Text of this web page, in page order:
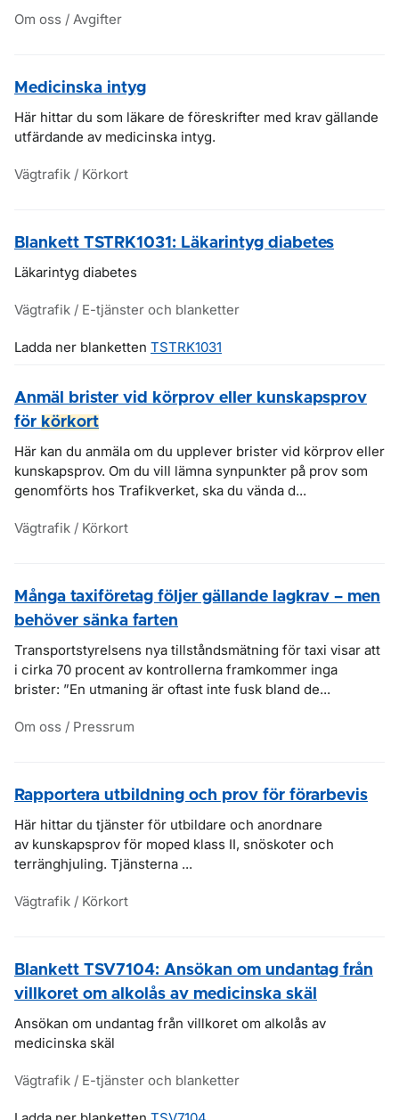
Om oss / Avgifter
Medicinska intyg
Här hittar du som läkare de föreskrifter med krav gällande
utfärdande av medicinska intyg.
Vägtrafik / Körkort
Blankett TSTRK1031: Läkarintyg diabetes
Läkarintyg diabetes
Vägtrafik / E-tjänster och blanketter
Ladda ner blanketten TSTRK1031
Anmäl brister vid körprov eller kunskapsprov
för körkort
Här kan du anmäla om du upplever brister vid körprov eller
kunskapsprov. Om du vill lämna synpunkter på prov som
genomförts hos Trafikverket, ska du vända d...
Vägtrafik / Körkort
Många taxiföretag följer gällande lagkrav – men
behöver sänka farten
Transportstyrelsens nya tillståndsmätning för taxi visar att
i cirka 70 procent av kontrollerna framkommer inga
brister: ”En utmaning är oftast inte fusk bland de...
Om oss / Pressrum
Rapportera utbildning och prov för förarbevis
Här hittar du tjänster för utbildare och anordnare
av kunskapsprov för moped klass II, snöskoter och
terränghjuling. Tjänsterna ...
Vägtrafik / Körkort
Blankett TSV7104: Ansökan om undantag från
villkoret om alkolås av medicinska skäl
Ansökan om undantag från villkoret om alkolås av
medicinska skäl
Vägtrafik / E-tjänster och blanketter